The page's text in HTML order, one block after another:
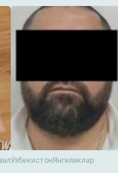
ЎзбекистонЯнгиликлар